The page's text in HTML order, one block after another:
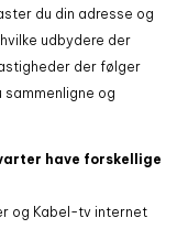
du din adresse og
udbydere der
der følger
sammenligne og
have forskellige
og Kabel-tv internet